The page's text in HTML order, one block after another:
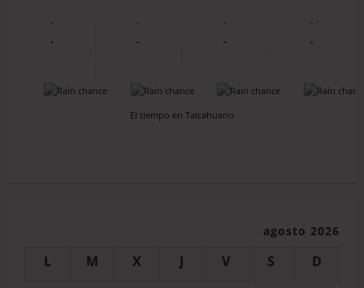
-
-
-
-
-
-
-
-
-
-
-
-
El tiempo en Talcahuano
agosto 2026
L M X J V S D